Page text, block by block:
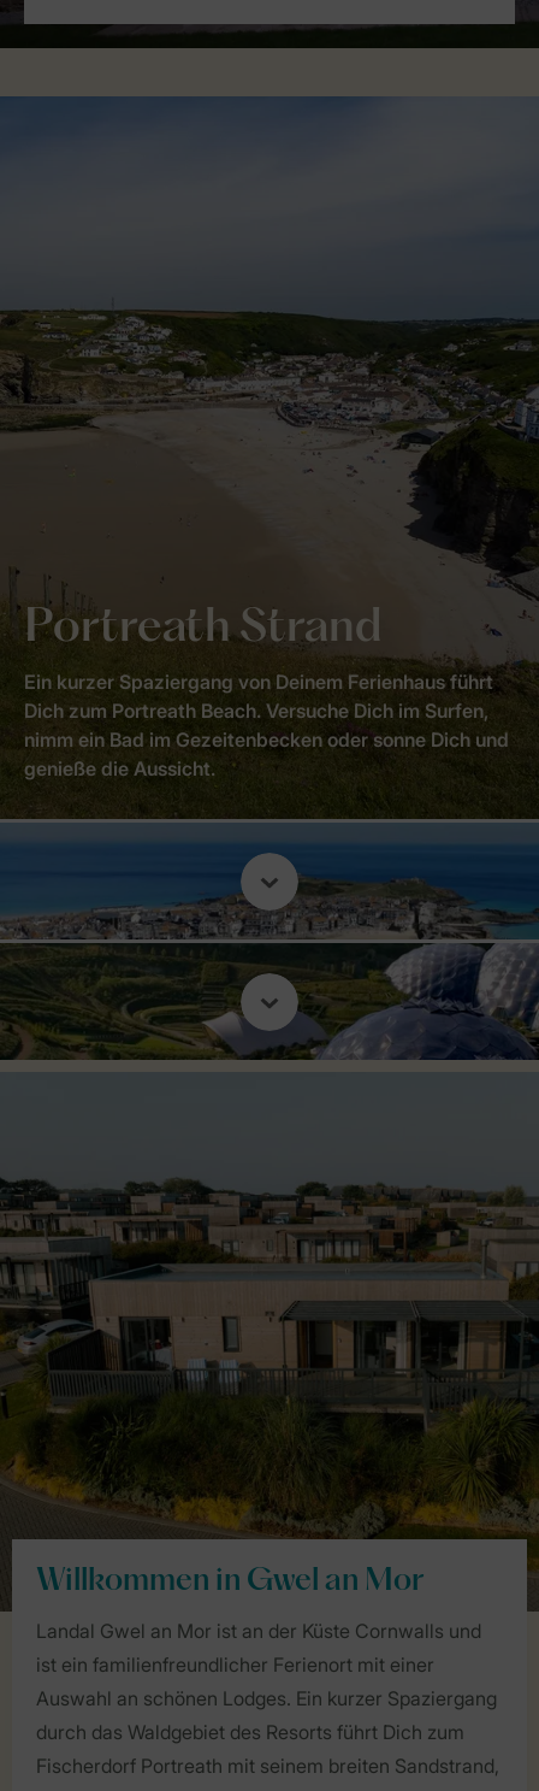
Portreath Strand
Ein kurzer Spaziergang von Deinem Ferienhaus führt
Dich zum Portreath Beach. Versuche Dich im Surfen,
nimm ein Bad im Gezeitenbecken oder sonne Dich und
genieße die Aussicht.
Willkommen in Gwel an Mor
Landal Gwel an Mor ist an der Küste Cornwalls und
ist ein familienfreundlicher Ferienort mit einer
Auswahl an schönen Lodges. Ein kurzer Spaziergang
durch das Waldgebiet des Resorts führt Dich zum
Fischerdorf Portreath mit seinem breiten Sandstrand,